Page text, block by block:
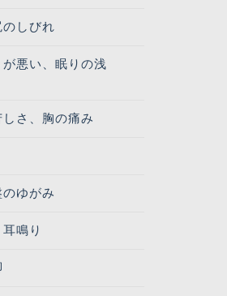
しびれ
悪い、眠りの浅
さ、胸の痛み
ゆがみ
鳴り